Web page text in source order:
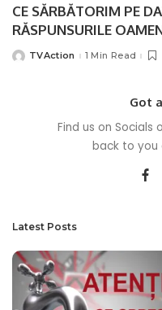
CE SĂRBĂTORIM PE
RĂSPUNSURILE
PostedTVAction 1 Min Read
Got
Find us on Socials
back to you
Latest Posts